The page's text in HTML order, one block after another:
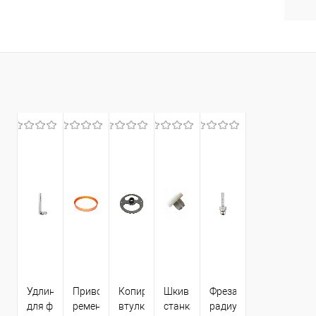
Удлинитель
для фрез
Приводной
ремень
Копировальная
втулка Dewalt
Шкив для
станка
Фреза
радиусная